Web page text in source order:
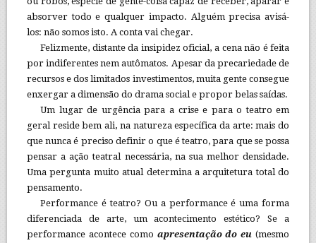
absorver todo e qualquer impacto. Alguém precisa avisá-
los: não somos isto. A conta vai chegar.
Felizmente, distante da insipidez oficial, a cena não é feita
por indiferentes nem autômatos. Apesar da precariedade de
recursos e dos limitados investimentos, muita gente consegue
enxergar a dimensão do drama social e propor belas saídas.
Um lugar de urgência para a crise e para o teatro em
geral reside bem ali, na natureza específica da arte: mais do
que nunca é preciso definir o que é teatro, para que se possa
pensar a ação teatral necessária, na sua melhor densidade.
Uma pergunta muito atual determina a arquitetura total do
pensamento.
Performance é teatro? Ou a performance é uma forma
diferenciada de arte, um acontecimento estético? Se a
performance acontece como apresentação do eu (mesmo